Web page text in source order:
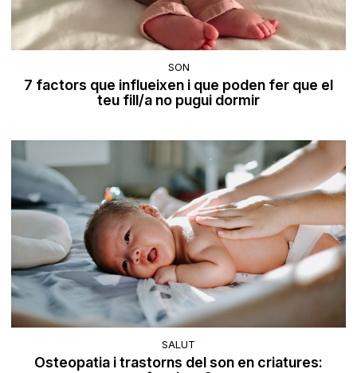
SON
7 factors que influeixen i que poden fer que el
teu fill/a no pugui dormir
SALUT
Osteopatia i trastorns del son en criatures: